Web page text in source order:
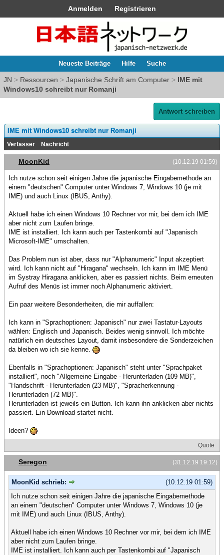
Anmelden Registrieren
Neueste Beiträge Hilfe Suche
JN > Ressourcen > Japanische Schrift am Computer > IME mit
Windows10 schreibt nur Romanji
Antwort schreiben
IME mit Windows10 schreibt nur Romanji
Verfasser Nachricht
(10.12.19 01:59)
MoonKid
Ich nutze schon seit einigen Jahre die japanische Eingabemethode an
einem "deutschen" Computer unter Windows 7, Windows 10 (je mit
IME) und auch Linux (IBUS, Anthy).
Aktuell habe ich einen Windows 10 Rechner vor mir, bei dem ich IME
aber nicht zum Laufen bringe.
IME ist installiert. Ich kann auch per Tastenkombi auf "Japanisch
Microsoft-IME" umschalten.
Das Problem nun ist aber, dass nur "Alphanumeric" Input akzeptiert
wird. Ich kann nicht auf "Hiragana" wechseln. Ich kann im IME Menü
im Systray Hiragana anklicken, aber es passiert nichts. Beim erneuten
Aufruf des Menüs ist immer noch Alphanumeric aktiviert.
Ein paar weitere Besonderheiten, die mir auffallen:
Ich kann in "Sprachoptionen: Japanisch" nur zwei Tastatur-Layouts
wählen: Englisch und Japanisch. Beides wenig sinnvoll. Ich möchte
natürlich ein deutsches Layout, damit insbesondere die Sonderzeichen
da bleiben wo ich sie kenne.
Ebenfalls in "Sprachoptionen: Japanisch" steht unter "Sprachpaket
installiert", noch "Allgemeine Eingabe - Herunterladen (109 MB)",
"Handschrift - Herunterladen (23 MB)", "Spracherkennung -
Herunterladen (72 MB)".
Herunterladen ist jeweils ein Button. Ich kann ihn anklicken aber nichts
passiert. Ein Download startet nicht.
Ideen?
Quote
(31.12.19 19:12)
Seregon
(10.12.19 01:59)
MoonKid schrieb:
Ich nutze schon seit einigen Jahre die japanische Eingabemethode
an einem "deutschen" Computer unter Windows 7, Windows 10 (je
mit IME) und auch Linux (IBUS, Anthy).
Aktuell habe ich einen Windows 10 Rechner vor mir, bei dem ich IME
aber nicht zum Laufen bringe.
IME ist installiert. Ich kann auch per Tastenkombi auf "Japanisch